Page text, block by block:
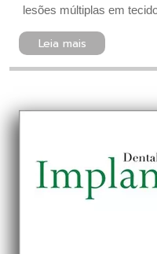
lesões múltiplas em
Leia mais